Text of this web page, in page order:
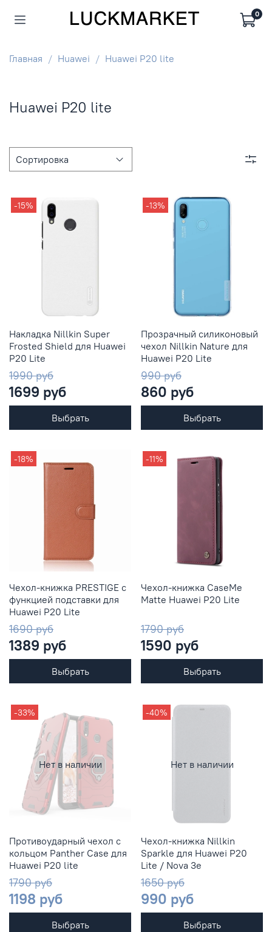
0
Главная Huawei Huawei P20 lite
Huawei P20 lite
-15%
Накладка Nillkin Super
Frosted Shield для Huawei
P20 Lite
1990 руб
1699 руб
Выбрать
-13%
Прозрачный силиконовый
чехол Nillkin Nature для
Huawei P20 Lite
990 руб
860 руб
Выбрать
-18%
Чехол-книжка PRESTIGE с
функцией подставки для
Huawei P20 Lite
1690 руб
1389 руб
Выбрать
-11%
Чехол-книжка CaseMe
Matte Huawei P20 Lite
1790 руб
1590 руб
Выбрать
Нет в наличии
-33%
Противоударный чехол с
кольцом Panther Case для
Huawei P20 lite
1790 руб
1198 руб
Выбрать
Нет в наличии
-40%
Чехол-книжка Nillkin
Sparkle для Huawei P20
Lite / Nova 3e
1650 руб
990 руб
Выбрать